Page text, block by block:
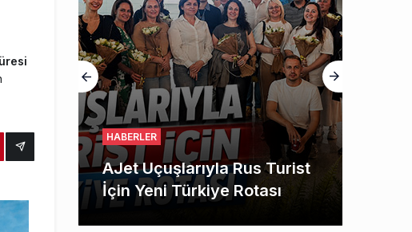
HABERLER
AJet Uçuşlarıyla Rus Turist
İçin Yeni Türkiye Rotası